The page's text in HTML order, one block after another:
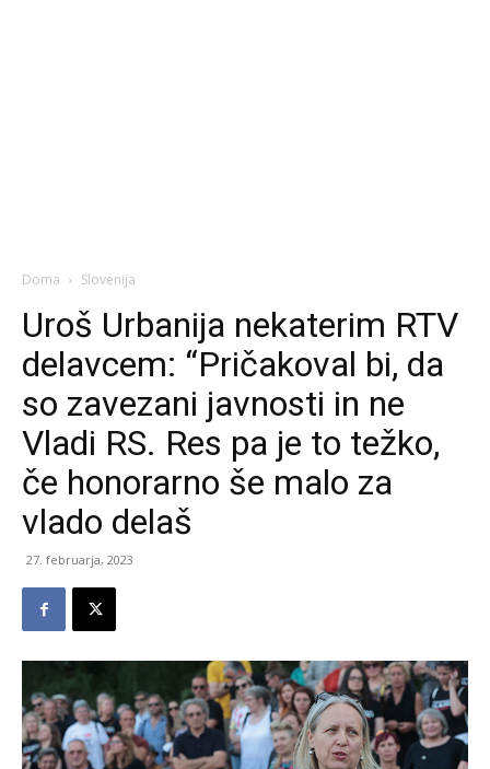
Doma Slovenija
Uroš Urbanija nekaterim RTV
delavcem: “Pričakoval bi, da
so zavezani javnosti in ne
Vladi RS. Res pa je to težko,
če honorarno še malo za
vlado delaš
27. februarja, 2023